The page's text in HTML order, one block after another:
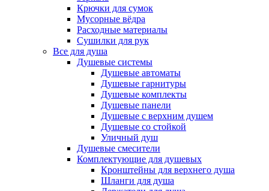
Крючки для сумок
Мусорные вёдра
Расходные материалы
Сушилки для рук
Все для душа
Душевые системы
Душевые автоматы
Душевые гарнитуры
Душевые комплекты
Душевые панели
Душевые с верхним душем
Душевые со стойкой
Уличный душ
Душевые смесители
Комплектующие для душевых
Кронштейны для верхнего душа
Шланги для душа